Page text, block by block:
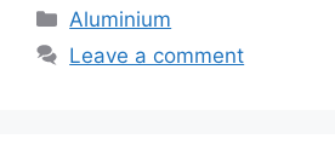
Categories
Aluminium
Leave a comment